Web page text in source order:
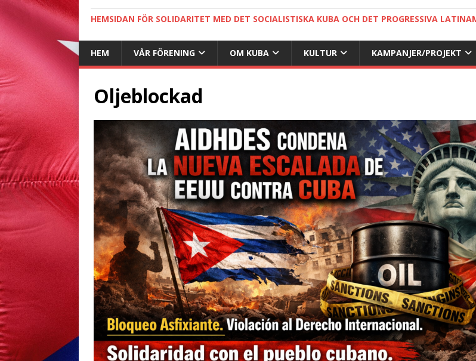
HEMSIDAN FÖR SOLIDARITET MED DET SOCIALISTISKA KUBA OCH DET PROGRESSIVA
HEM VÅR FÖRENING OM KUBA KULTUR KAMPANJER/PROJEKT
Oljeblockad